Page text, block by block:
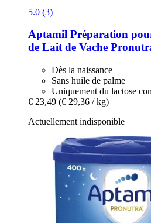
5.0 (3)
Aptamil Préparation
de Lait de Vache
Dès la naissance
Sans huile de palme
Uniquement du lactose
€ 23,49 (€ 29,36 / kg)
Actuellement indisponible